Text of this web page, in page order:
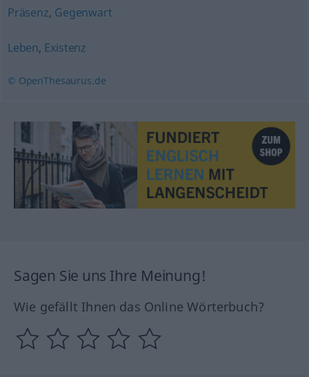
Präsenz, Gegenwart
Leben, Existenz
© OpenThesaurus.de
Sagen Sie uns Ihre Meinung!
Wie gefällt Ihnen das Online Wörterbuch?